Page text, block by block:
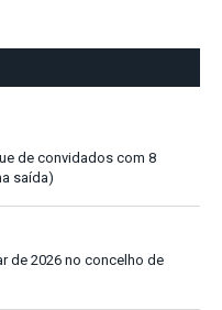
de convidados com 8
saída)
de 2026 no concelho de